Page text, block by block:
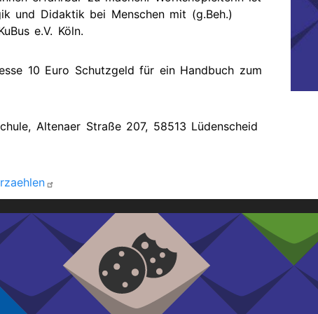
und Didaktik bei Menschen mit (g.Beh.)
e.V. Köln.
10 Euro Schutzgeld für ein Handbuch zum
Altenaer Straße 207, 58513 Lüdenscheid